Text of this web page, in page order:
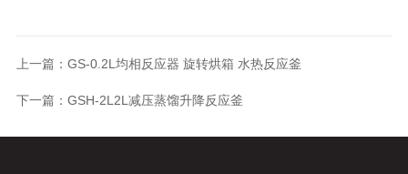
上一篇： GS-0.2L均相反应器 旋转烘箱 水热反应釜
下一篇： GSH-2L2L减压蒸馏升降反应釜